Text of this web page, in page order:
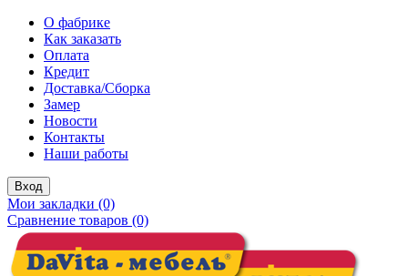
О фабрике
Как заказать
Оплата
Кредит
Доставка/Сборка
Замер
Новости
Контакты
Наши работы
Вход
Мои закладки (0)
Сравнение товаров (0)